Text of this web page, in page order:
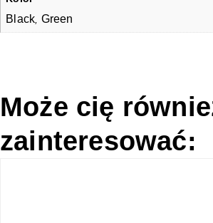
Black Green
Może cię
zainteresować: